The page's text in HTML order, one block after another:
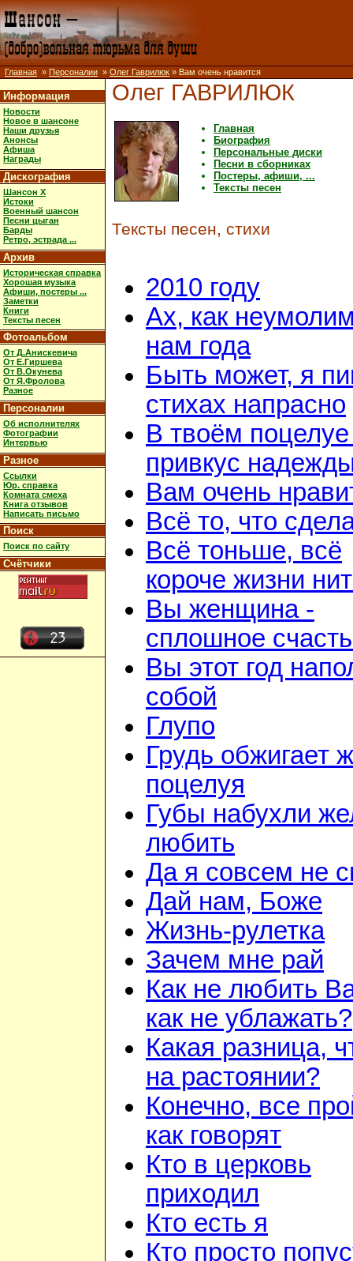
Главная » Персоналии » Олег Гаврилюк » Вам очень нравится
Информация
Новости
Новое в шансоне
Наши друзья
Анонсы
Афиша
Награды
Дискография
Шансон X
Истоки
Военный шансон
Песни цыган
Барды
Ретро, эстрада ...
Архив
Историческая справка
Хорошая музыка
Афиши, постеры ...
Заметки
Книги
Тексты песен
Фотоальбом
От Д.Анискевича
От Е.Гиршева
От В.Окунева
От Я.Фролова
Разное
Персоналии
Об исполнителях
Фотографии
Интервью
Разное
Ссылки
Юр. справка
Комната смеха
Книга отзывов
Написать письмо
Поиск
Поиск по сайту
Счётчики
Олег ГАВРИЛЮК
Главная
Биография
Персональные диски
Песни в сборниках
Постеры, афиши, ...
Тексты песен
Тексты песен, стихи
2010 году
Ах, как
нам года
Быть может, я
стихах напрасно
В твоём
привкус
Вам очень
Всё то, что
Всё тоньше, всё
короче жизни
Вы женщина -
сплошное
Вы этот год
собой
Глупо
Грудь обжигает
поцелуя
Губы набухли
любить
Да я совсем не
Дай нам, Боже
Жизнь-рулетка
Зачем мне рай
Как не любить
как не ублажать?
Какая разница,
на растоянии?
Конечно, все
как говорят
Кто в церковь
приходил
Кто есть я
Кто просто